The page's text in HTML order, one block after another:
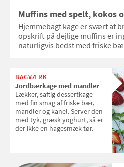
Muffins med spelt, kokos
Hjemmebagt kage er svært at
opskrift på dejlige muffins er
naturligvis bedst med friske
BAGVÆRK
Jordbærkage med mandler
Lækker, saftig dessertkage
med fin smag af friske bær,
mandler og kanel. Server den
med tyk, græsk yoghurt, så er
der ikke en hagesmæk tør.